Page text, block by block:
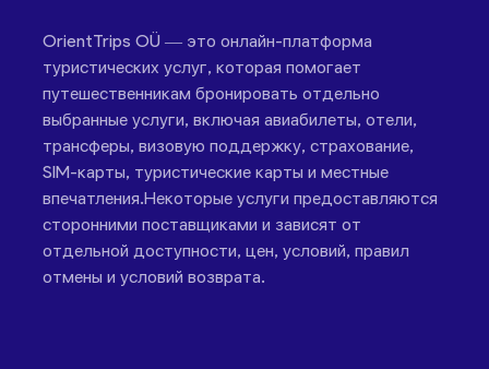
OrientTrips OÜ — это онлайн-платформа
туристических услуг, которая помогает
путешественникам бронировать отдельно
выбранные услуги, включая авиабилеты, отели,
трансферы, визовую поддержку, страхование,
SIM-карты, туристические карты и местные
впечатления.Некоторые услуги предоставляются
сторонними поставщиками и зависят от
отдельной доступности, цен, условий, правил
отмены и условий возврата.